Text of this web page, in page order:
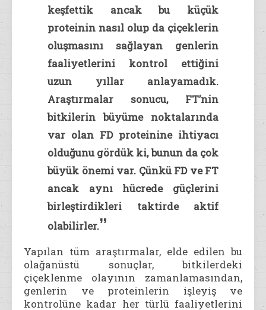
keşfettik ancak bu küçük
proteinin nasıl olup da çiçeklerin
oluşmasını sağlayan genlerin
faaliyetlerini kontrol ettiğini
uzun yıllar anlayamadık.
Araştırmalar sonucu, FT’nin
bitkilerin büyüme noktalarında
var olan FD proteinine ihtiyacı
olduğunu gördük ki, bunun da çok
büyük önemi var. Çünkü FD ve FT
ancak aynı hücrede güçlerini
birleştirdikleri taktirde aktif
olabilirler.ˮ
Yapılan tüm araştırmalar, elde edilen bu
olağanüstü sonuçlar, bitkilerdeki
çiçeklenme olayının zamanlamasından,
genlerin ve proteinlerin işleyiş ve
kontrolüne kadar her türlü faaliyetlerini